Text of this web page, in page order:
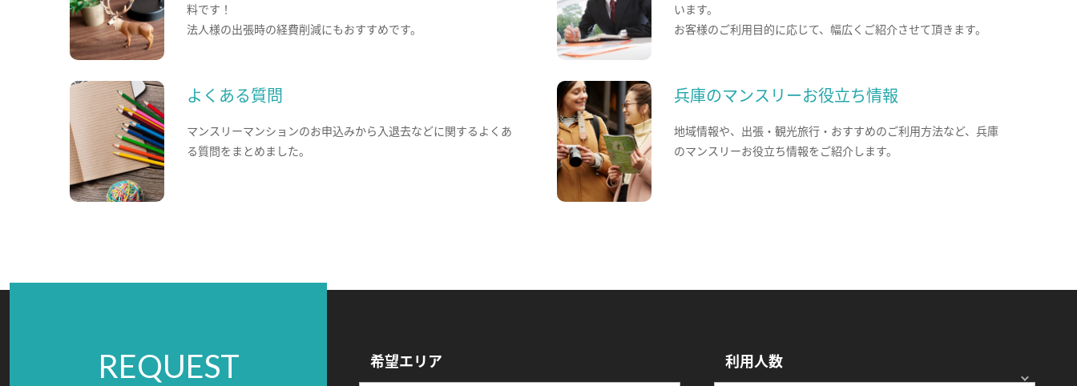
料です！
法人様の出張時の経費削減にもおすすめです。
います。
お客様のご利用目的に応じて、幅広くご紹介させて頂きます。
よくある質問
マンスリーマンションのお申込みから入退去などに関するよくあ
る質問をまとめました。
兵庫のマンスリーお役立ち情報
地域情報や、出張・観光旅行・おすすめのご利用方法など、兵庫
のマンスリーお役立ち情報をご紹介します。
REQUEST 希望エリア 利用人数